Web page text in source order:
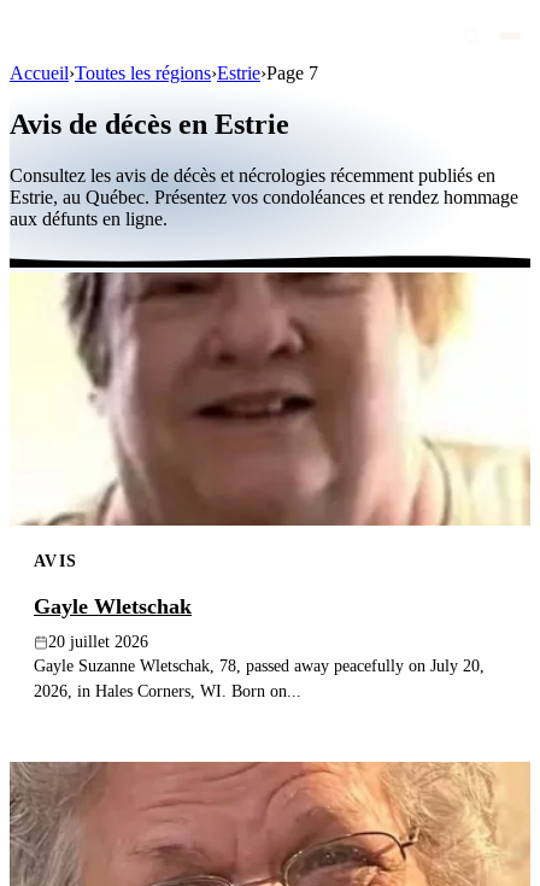
Personnalités publiques
Québec
Canada
International
Par région
Par ville
Maisons funéraires
Recherche
Accueil›Toutes les régions›Estrie›Page 7
Avis de décès en Estrie
Consultez les avis de décès et nécrologies récemment publiés en
Estrie, au Québec. Présentez vos condoléances et rendez hommage
aux défunts en ligne.
AVIS
Gayle Wletschak
20 juillet 2026
Gayle Suzanne Wletschak, 78, passed away peacefully on July 20,
2026, in Hales Corners, WI. Born on...